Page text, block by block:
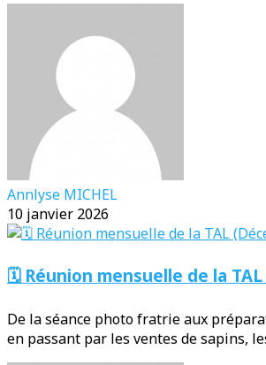
Annlyse MICHEL
10 janvier 2026
🗓️ Réunion mensuelle de la
De la séance photo fratrie aux
en passant par les ventes de sapins,